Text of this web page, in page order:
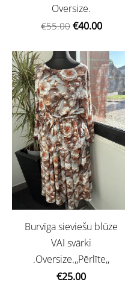
Oversize.
€55.00 €40.00
Burvīga sieviešu blūze
VAI svārki
.Oversize.,,Pērlīte,,
€25.00